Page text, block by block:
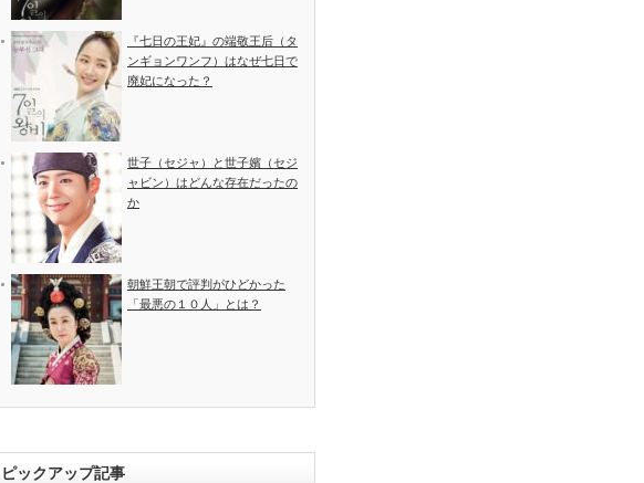
『七日の王妃』の端敬王后（タ
ンギョンワンフ）はなぜ七日で
廃妃になった？
世子（セジャ）と世子嬪（セジ
ャビン）はどんな存在だったの
か
朝鮮王朝で評判がひどかった
「最悪の１０人」とは？
ピックアップ記事